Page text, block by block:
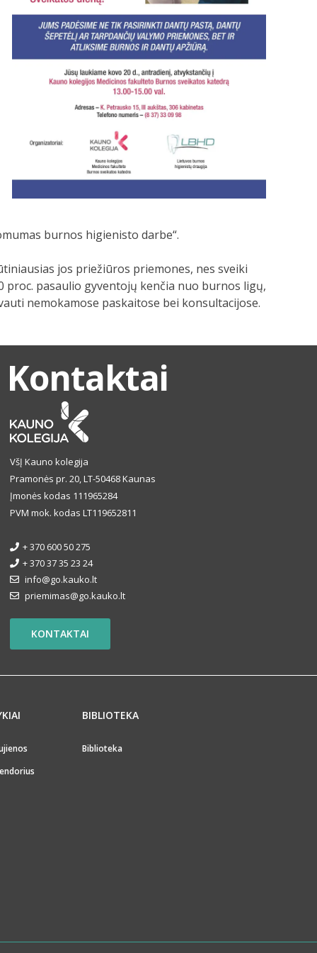
burnos higienisto darbe“.
jos priežiūros priemones, nes sveiki
pasaulio gyventojų kenčia nuo burnos ligų,
nemokamose paskaitose bei konsultacijose.
Kontaktai
VšĮ Kauno kolegija
Pramonės pr. 20, LT-50468 Kaunas
Įmonės kodas 111965284
PVM mok. kodas LT119652811
+ 370 600 50 275
+ 370 37 35 23 24
info@go.kauko.lt
priemimas@go.kauko.lt
KONTAKTAI
BIBLIOTEKA
Biblioteka